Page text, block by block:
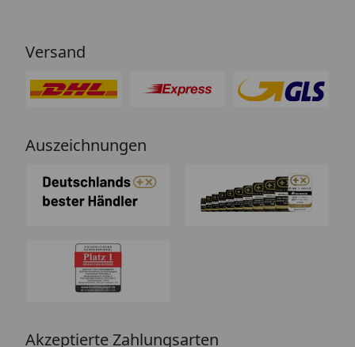
Versand
Auszeichnungen
Akzeptierte Zahlungsarten